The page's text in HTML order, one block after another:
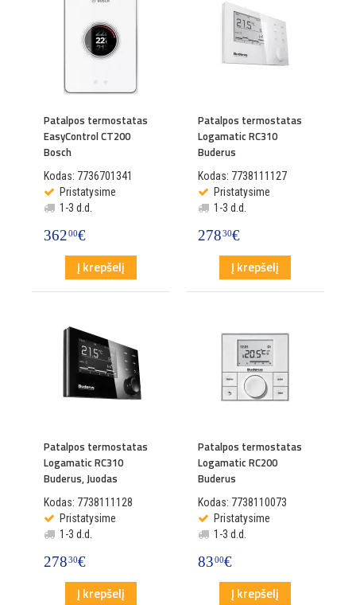
Patalpos termostatas
EasyControl CT200
Bosch
Kodas: 7736701341
Pristatysime
1-3 d.d.
36200€
Į krepšelį
Patalpos termostatas
Logamatic RC310
Buderus
Kodas: 7738111127
Pristatysime
1-3 d.d.
27830€
Į krepšelį
Patalpos termostatas
Logamatic RC310
Buderus, Juodas
Kodas: 7738111128
Pristatysime
1-3 d.d.
27830€
Į krepšelį
Patalpos termostatas
Logamatic RC200
Buderus
Kodas: 7738110073
Pristatysime
1-3 d.d.
8300€
Į krepšelį